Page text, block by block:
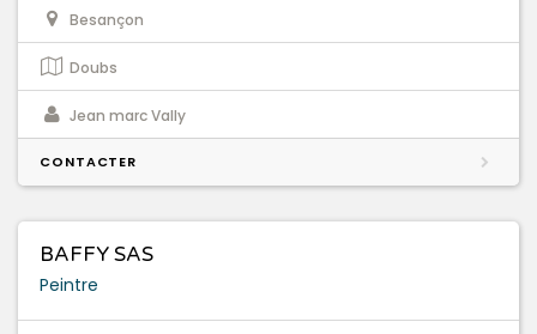
Besançon
Doubs
Jean marc Vally
CONTACTER
BAFFY SAS
Peintre